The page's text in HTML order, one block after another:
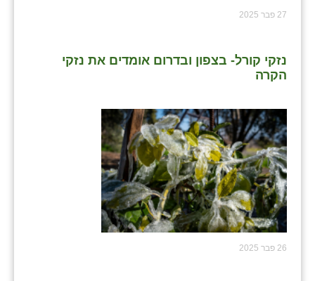
27 פבר 2025
נזקי קורל- בצפון ובדרום אומדים את נזקי
הקרה
26 פבר 2025
מישר
מנחמיה
נאות הכיכר
נווה אטי״ב
נהריה (אג״ש)
ניר צבי